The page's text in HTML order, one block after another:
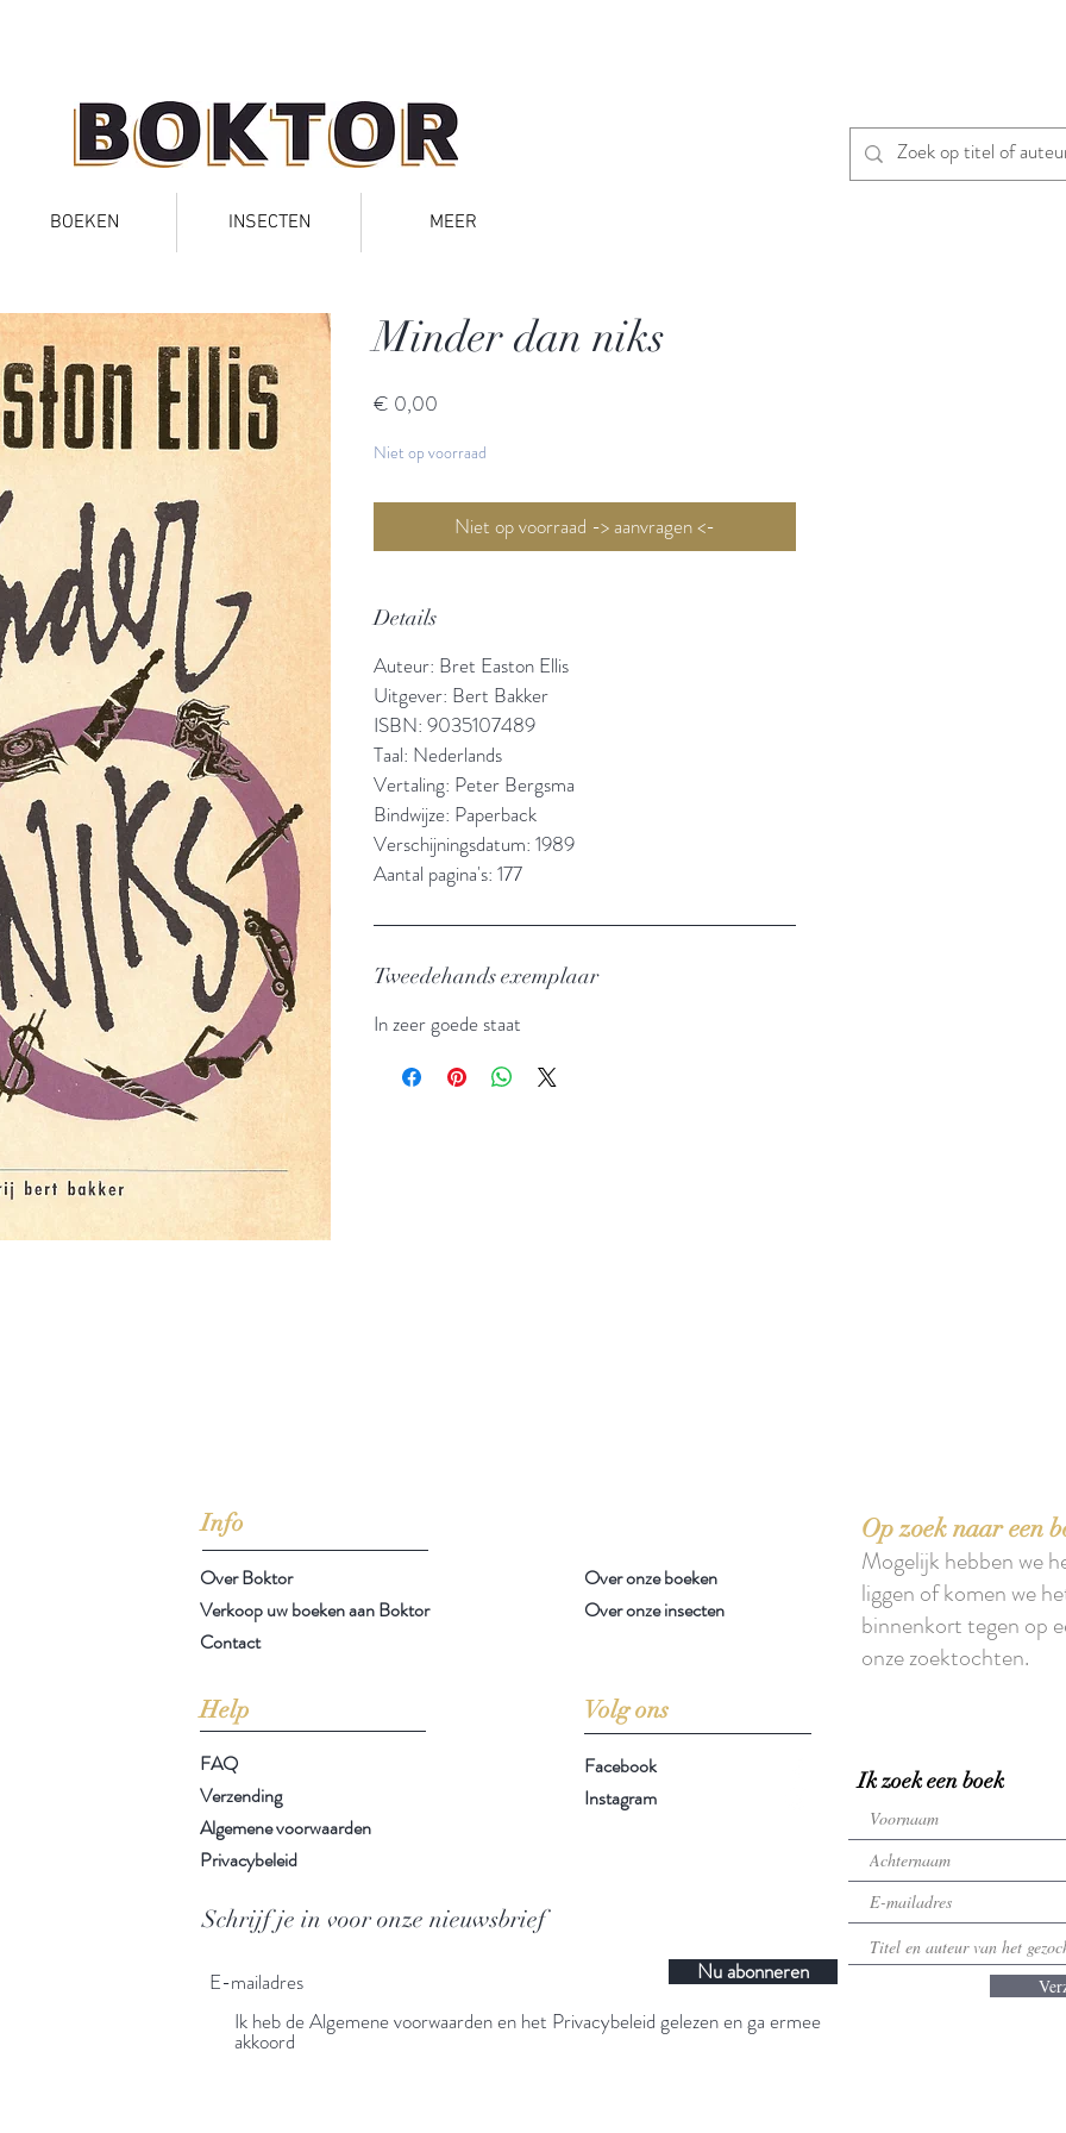
BOEKEN INSECTEN MEER
Minder dan niks
€ 0,00
Niet op voorraad
Niet op voorraad -> aanvragen <-
Details
Auteur: Bret Easton Ellis
Uitgever: Bert Bakker
ISBN: 9035107489
Taal: Nederlands
Vertaling: Peter Bergsma
Bindwijze: Paperback
Verschijningsdatum: 1989
Aantal pagina's: 177
Tweedehands exemplaar
In zeer goede staat
Info
Over Boktor
Verkoop uw boeken aan Boktor
Contact
Help Volg ons
Op zoek naar een
Mogelijk hebben we
liggen of komen we
binnenkort tegen op
onze zoektochten.
FAQ
Verzending
Algemene voorwaarden
Privacybeleid
Facebook
Instagram
Schrijf je in voor onze nieuwsbrief
Nu abonneren
Ik heb de Algemene voorwaarden en het Privacybeleid gelezen en ga ermee
akkoord
Ik zoek een boek
Over onze boeken
Over onze insecten